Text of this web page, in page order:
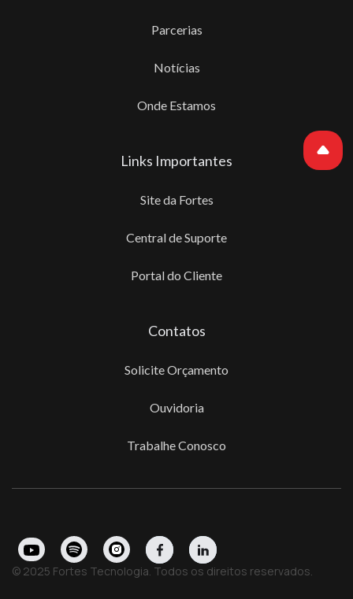
Parcerias
Notícias
Onde Estamos
Links Importantes
Site da Fortes
Central de Suporte
Portal do Cliente
Contatos
Solicite Orçamento
Ouvidoria
Trabalhe Conosco
© 2025 Fortes Tecnologia. Todos os direitos reservados.